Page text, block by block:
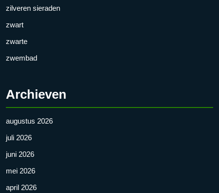
zilveren sieraden
zwart
zwarte
zwembad
Archieven
augustus 2026
juli 2026
juni 2026
mei 2026
april 2026